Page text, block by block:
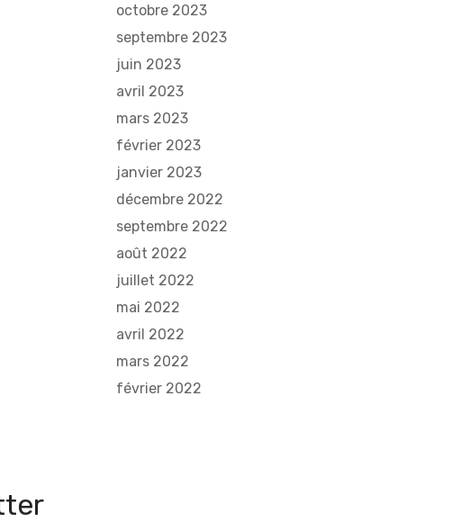
octobre 2023
septembre 2023
juin 2023
avril 2023
mars 2023
février 2023
janvier 2023
décembre 2022
septembre 2022
août 2022
juillet 2022
mai 2022
avril 2022
mars 2022
février 2022